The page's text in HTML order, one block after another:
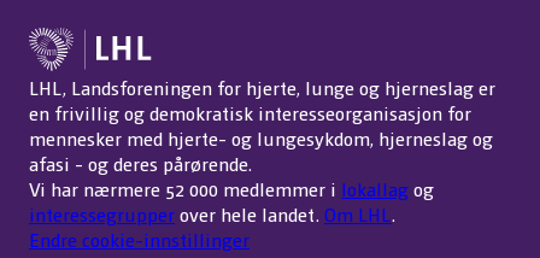
LHL, Landsforeningen for hjerte, lunge og hjerneslag er
en frivillig og demokratisk interesseorganisasjon for
mennesker med hjerte- og lungesykdom, hjerneslag og
afasi - og deres pårørende.
Vi har nærmere 52 000 medlemmer i lokallagog
interessegrupperover hele landet. Om LHL.
Endre cookie-innstillinger